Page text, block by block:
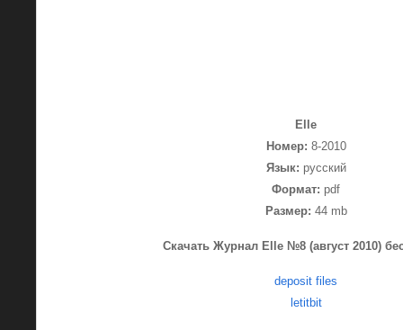
Elle
Номер: 8-2010
Язык: русский
Формат: pdf
Размер: 44 mb
Скачать Журнал Elle №8 (август 2010)
deposit files
letitbit